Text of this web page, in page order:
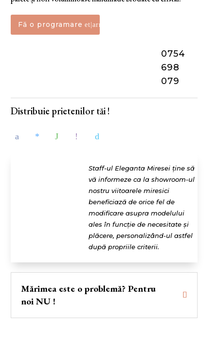
Fă o programare
0754
698
079
Distribuie prietenilor tăi !
Staff-ul Eleganta Miresei ține să
vă informeze ca la showroom-ul
nostru viitoarele miresici
beneficiază de orice fel de
modificare asupra modelului
ales în funcție de necesitate și
plăcere, personalizând-ul astfel
după propriile criterii.
Mărimea este o problemă? Pentru
noi NU !